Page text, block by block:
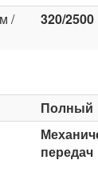
/
320/2500
Полный
передач